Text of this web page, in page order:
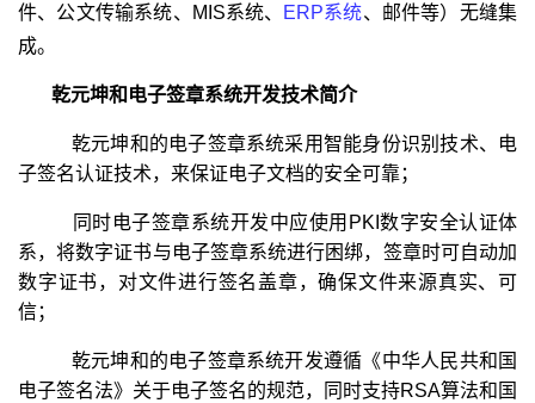
件、公文传输系统、MIS系统、 ERP系统、邮件等）无缝集
成。
乾元坤和电子签章系统开发技术简介
乾元坤和的电子签章系统采用智能身份识别技术、电
子签名认证技术，来保证电子文档的安全可靠；
同时电子签章系统开发中应使用PKI数字安全认证体
系，将数字证书与电子签章系统进行困绑，签章时可自动加
数字证书，对文件进行签名盖章，确保文件来源真实、可
信；
乾元坤和的电子签章系统开发遵循《中华人民共和国
电子签名法》关于电子签名的规范，同时支持RSA算法和国